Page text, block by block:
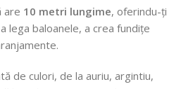
are 10 metri lungime, oferindu-ți
lega baloanele, a crea fundițe
de culori, de la auriu, argintiu,